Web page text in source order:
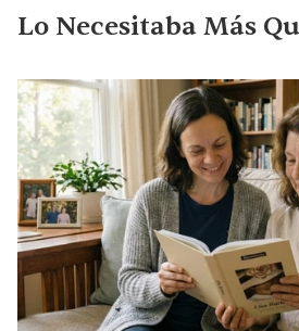
Lo Necesitaba Más